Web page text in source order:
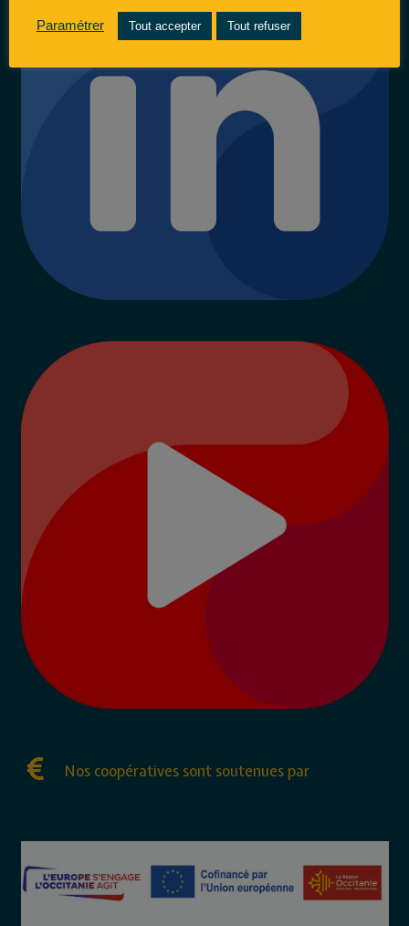
Nos coopératives sont soutenues par
Paramétrer Tout accepter Tout refuser